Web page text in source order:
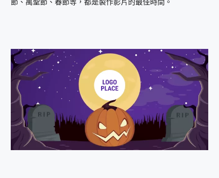
節、萬聖節、春節等，都是製作影片的最佳時間。